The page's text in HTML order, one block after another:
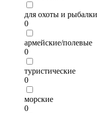
для охоты и рыбалки
0
армейские/полевые
0
туристические
0
морские
0